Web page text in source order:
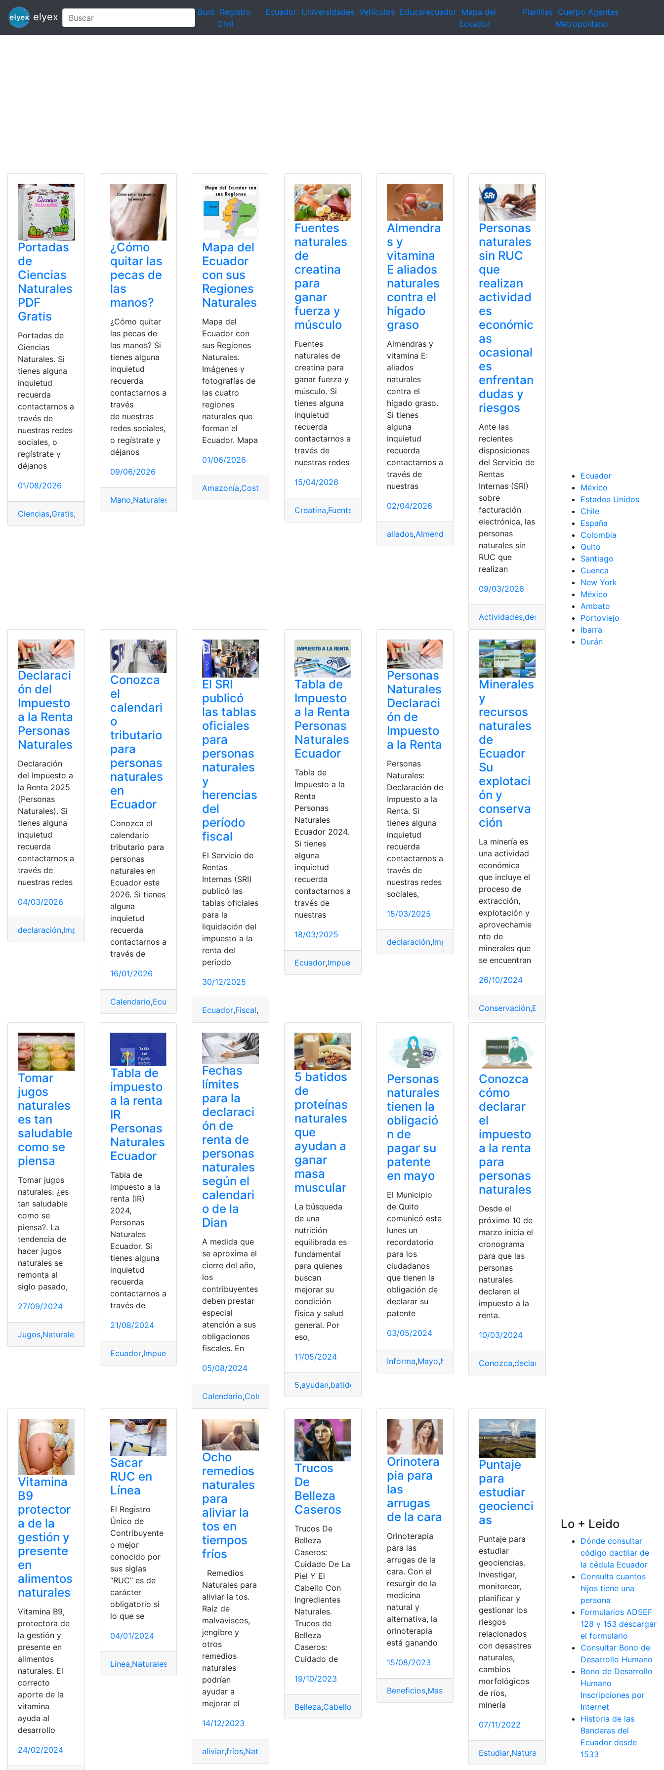
elyex Buró Registro
Civil
Ecuador Universidades Vehículos Educarecuador Mapa del
Ecuador
Planillas Cuerpo Agentes
Metropolitano
Portadas
de
Ciencias
Naturales
PDF
Gratis
Portadas de
Ciencias
Naturales. Si
tienes alguna
inquietud
recuerda
contactarnos a
través de
nuestras redes
sociales, o
regístrate y
déjanos
01/08/2026
Ciencias,Gratis, Naturales,PDF,Portadas
¿Cómo
quitar las
pecas de
las
manos?
¿Cómo quitar
las pecas de
las manos? Si
tienes alguna
inquietud
recuerda
contactarnos a
través
de nuestras
redes sociales,
o regístrate y
déjanos
09/06/2026
Mano,Naturales Pasos,Pecas,Quitar
Mapa del
Ecuador
con sus
Regiones
Naturales
Mapa del
Ecuador con
sus Regiones
Naturales.
Imágenes y
fotografías de
las cuatro
regiones
naturales que
forman el
Ecuador. Mapa
01/06/2026
Amazonía,Costa Costa - Galápagos, Mapas,Naturales Sierra,Sierra - Amazonía
Fuentes
naturales
de
creatina
para
ganar
fuerza y
músculo
Fuentes
naturales de
creatina para
ganar fuerza y
músculo. Si
tienes alguna
inquietud
recuerda
contactarnos a
través de
nuestras redes
15/04/2026
Creatina,Fuentes Ganar,músculo
Almendra
s y
vitamina
E aliados
naturales
contra el
hígado
graso
Almendras y
vitamina E:
aliados
naturales
contra el
hígado graso.
Si tienes
alguna
inquietud
recuerda
contactarnos a
través de
nuestras
02/04/2026
aliados,Almendras ,Higado,Naturales Vitamina
Personas
naturales
sin RUC
que
realizan
actividad
es
económic
as
ocasional
es
enfrentan
dudas y
riesgos
Ante las
recientes
disposiciones
del Servicio de
Rentas
Internas (SRI)
sobre
facturación
electrónica, las
personas
naturales sin
RUC que
realizan
09/03/2026
Actividades,desconocimiento,Disposiciones
Declaraci
ón del
Impuesto
a la Renta
Personas
Naturales
Declaración
del Impuesto a
la Renta 2025
(Personas
Naturales). Si
tienes alguna
inquietud
recuerda
contactarnos a
través de
nuestras redes
04/03/2026
declaración,Impuesto Impuesto a la renta Naturales,Personas,personas naturales,Renta
Conozca
el
calendari
o
tributario
para
personas
naturales
en
Ecuador
Conozca el
calendario
tributario para
personas
naturales en
Ecuador este
2026. Si tienes
alguna
inquietud
recuerda
contactarnos a
través de
16/01/2026
Calendario,Ecuador Naturales,Personas,Tributario
El SRI
publicó
las tablas
oficiales
para
personas
naturales
y
herencias
del
período
fiscal
El Servicio de
Rentas
Internas (SRI)
publicó las
tablas oficiales
para la
liquidación del
impuesto a la
renta del
período
30/12/2025
Ecuador,Fiscal, ,Tablas
Tabla de
Impuesto
a la Renta
Personas
Naturales
Ecuador
Tabla de
Impuesto a la
Renta
Personas
Naturales
Ecuador 2024.
Si tienes
alguna
inquietud
recuerda
contactarnos a
través de
nuestras
18/03/2025
Ecuador,Impuesto Tabla
Personas
Naturales
Declaraci
ón de
Impuesto
a la Renta
Personas
Naturales:
Declaración de
Impuesto a la
Renta. Si
tienes alguna
inquietud
recuerda
contactarnos a
través de
nuestras redes
sociales,
15/03/2025
declaración,Impuesto Naturales
Minerales
y
recursos
naturales
de
Ecuador
Su
explotaci
ón y
conserva
ción
La minería es
una actividad
económica
que incluye el
proceso de
extracción,
explotación y
aprovechamie
nto de
minerales que
se encuentran
26/10/2024
Conservación,Ecuador
Tomar
jugos
naturales
es tan
saludable
como se
piensa
Tomar jugos
naturales: ¿es
tan saludable
como se
piensa?. La
tendencia de
hacer jugos
naturales se
remonta al
siglo pasado,
27/09/2024
Jugos,Naturales
Tabla de
impuesto
a la renta
IR
Personas
Naturales
Ecuador
Tabla de
impuesto a la
renta (IR)
2024,
Personas
Naturales
Ecuador. Si
tienes alguna
inquietud
recuerda
contactarnos a
través de
21/08/2024
Ecuador,Impuesto Naturales,Personas Tabla
Fechas
límites
para la
declaraci
ón de
renta de
personas
naturales
según el
calendari
o de la
Dian
A medida que
se aproxima el
cierre del año,
los
contribuyentes
deben prestar
especial
atención a sus
obligaciones
fiscales. En
05/08/2024
Calendario,Colombia declaración,DIAN,Fechas
5 batidos
de
proteínas
naturales
que
ayudan a
ganar
masa
muscular
La búsqueda
de una
nutrición
equilibrada es
fundamental
para quienes
buscan
mejorar su
condición
física y salud
general. Por
eso,
11/05/2024
5,ayudan,batidos
Personas
naturales
tienen la
obligació
n de
pagar su
patente
en mayo
El Municipio
de Quito
comunicó este
lunes un
recordatorio
para los
ciudadanos
que tienen la
obligación de
declarar su
patente
03/05/2024
Informa,Mayo,Naturales obligación,pagar
Conozca
cómo
declarar
el
impuesto
a la renta
para
personas
naturales
Desde el
próximo 10 de
marzo inicia el
cronograma
para que las
personas
naturales
declaren el
impuesto a la
renta.
10/03/2024
Conozca,declarar
Vitamina
B9
protector
a de la
gestión y
presente
en
alimentos
naturales
Vitamina B9,
protectora de
la gestión y
presente en
alimentos
naturales. El
correcto
aporte de la
vitamina
ayuda al
desarrollo
24/02/2024
Sacar
RUC en
Línea
El Registro
Único de
Contribuyente
o mejor
conocido por
sus siglas
“RUC” es de
carácter
obligatorio si
lo que se
04/01/2024
Línea,Naturales personas jurídicas
Ocho
remedios
naturales
para
aliviar la
tos en
tiempos
fríos
Remedios
Naturales para
aliviar la tos.
Raíz de
malvaviscos,
jengibre y
otros
remedios
naturales
podrían
ayudar a
mejorar el
14/12/2023
aliviar,fríos,Naturales
Trucos
De
Belleza
Caseros
Trucos De
Belleza
Caseros:
Cuidado De La
Piel Y El
Cabello Con
Ingredientes
Naturales.
Trucos de
Belleza
Caseros:
Cuidado de
19/10/2023
Belleza,Cabello ,Salud,Trucos
Orinotera
pia para
las
arrugas
de la cara
Orinoterapia
para las
arrugas de la
cara. Con el
resurgir de la
medicina
natural y
alternativa, la
orinoterapia
está ganando
15/08/2023
Beneficios,Mascarillas Medicina Propiedades
Puntaje
para
estudiar
geocienci
as
Puntaje para
estudiar
geociencias.
Investigar,
monitorear,
planificar y
gestionar los
riesgos
relacionados
con desastres
naturales,
cambios
morfológicos
de ríos,
minería
07/11/2022
Estudiar,Naturales solicitar
Ecuador
México
Estados Unidos
Chile
España
Colombia
Quito
Santiago
Cuenca
New York
México
Ambato
Portoviejo
Ibarra
Durán
Lo + Leido
Dónde consultar
código dactilar de
la cédula Ecuador
Consulta cuantos
hijos tiene una
persona
Formularios ADSEF
128 y 153 descargar
el formulario
Consultar Bono de
Desarrollo Humano
Bono de Desarrollo
Humano
Inscripciones por
Internet
Historia de las
Banderas del
Ecuador desde
1533